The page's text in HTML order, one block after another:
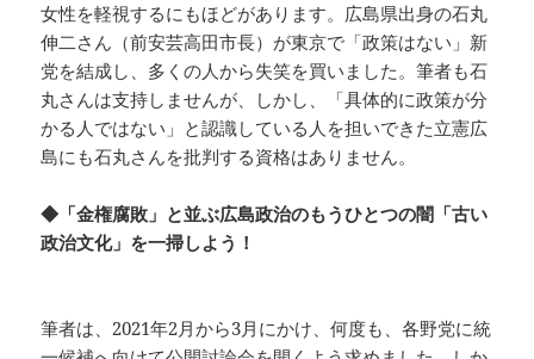
女性を軽視するにもほどがあります。広島県出身の石丸
伸二さん（前安芸高田市長）が東京で「政策はない」新
党を結成し、多くの人から失笑を買いました。筆者も石
丸さんは支持しませんが、しかし、「具体的に政策が分
かる人ではない」と認識している人を担いできた立憲広
島にも石丸さんを批判する資格はありません。
◆「金権腐敗」と並ぶ広島政治のもうひとつの闇「古い
政治文化」を一掃しよう！
筆者は、2021年2月から3月にかけ、何度も、各野党に統